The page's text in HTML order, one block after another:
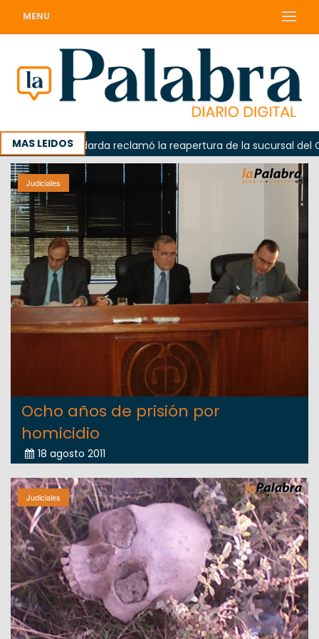
MENU
MAS LEIDOSOdarda reclamó la reapertura de la sucursal del
Judiciales
Ocho años de prisión por
homicidio
18 agosto 2011
Judiciales